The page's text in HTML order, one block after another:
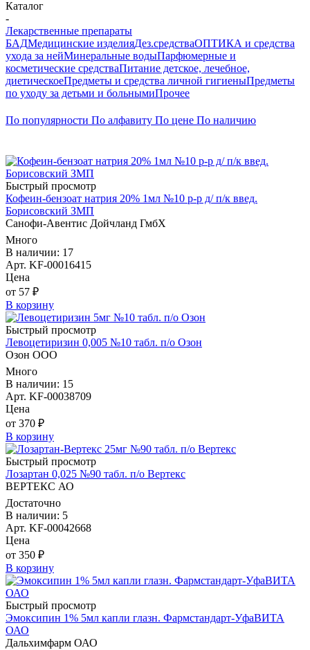
Каталог
-
Лекарственные препараты
БАДМедицинские изделияДез.средстваОПТИКА и средства
ухода за нейМинеральные водыПарфюмерные и
косметические средстваПитание детское, лечебное,
диетическоеПредметы и средства личной гигиеныПредметы
по уходу за детьми и больнымиПрочее
По популярности По алфавиту По цене По наличию
Быстрый просмотр
Кофеин-бензоат натрия 20% 1мл №10 р-р д/ п/к введ.
Борисовский ЗМП
Санофи-Авентис Дойчланд ГмбХ
Много
В наличии: 17
Арт. KF-00016415
Цена
от 57 ₽
В корзину
Быстрый просмотр
Левоцетиризин 0,005 №10 табл. п/о Озон
Озон ООО
Много
В наличии: 15
Арт. KF-00038709
Цена
от 370 ₽
В корзину
Быстрый просмотр
Лозартан 0,025 №90 табл. п/о Вертекс
ВЕРТЕКС АО
Достаточно
В наличии: 5
Арт. KF-00042668
Цена
от 350 ₽
В корзину
Быстрый просмотр
Эмоксипин 1% 5мл капли глазн. Фармстандарт-УфаВИТА
ОАО
Дальхимфарм ОАО